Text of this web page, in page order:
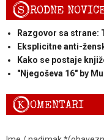
SRODNE
Razgovor sa strane:
Eksplicitne anti-
Kako se postaje
"Njegoševa 16" by
KOMENTARI